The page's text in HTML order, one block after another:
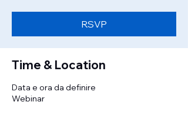
RSVP
Time & Location
Data e ora da definire
Webinar